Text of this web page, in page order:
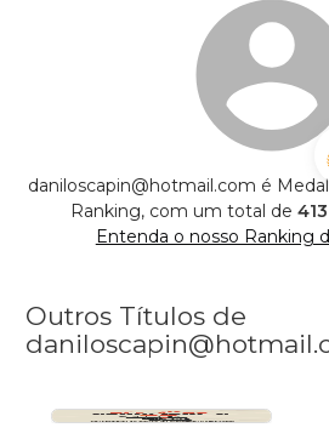
daniloscapin@hotmail.com é
Ranking, com um total de
Entenda o nosso Ranking
Outros Títulos de